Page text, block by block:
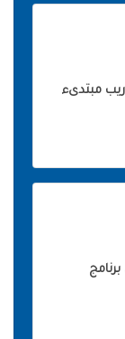
مبتدىء